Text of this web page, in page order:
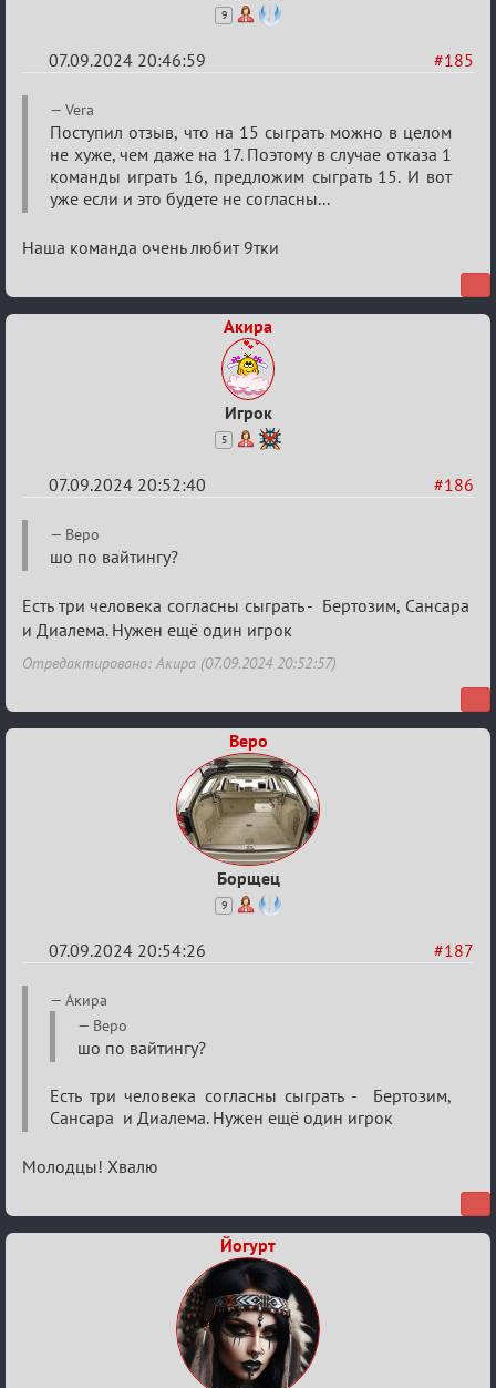
9
#185
07.09.2024 20:46:59
Re:
Waiting
Vera
Поступил отзыв, что на 15 сыграть можно в целом
не хуже, чем даже на 17. Поэтому в случае отказа 1
команды играть 16, предложим сыграть 15. И вот
уже если и это будете не согласны...
Наша команда очень любит 9тки
Акира
Игрок
5
#186
07.09.2024 20:52:40
Re:
Waiting
Веро
шо по вайтингу?
Есть три человека согласны сыграть - Бертозим, Сансара
и Диалема. Нужен ещё один игрок
Отредактировано: Акира (07.09.2024 20:52:57)
Веро
Борщец
9
#187
07.09.2024 20:54:26
Re:
Waiting
Акира
Веро
шо по вайтингу?
Есть три человека согласны сыграть - Бертозим,
Сансара и Диалема. Нужен ещё один игрок
Молодцы! Хвалю
Йогурт